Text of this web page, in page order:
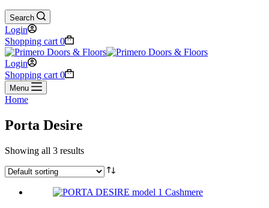
Search
Login
Shopping cart 0
Login
Shopping cart 0
Menu
Home
Porta Desire
Showing all 3 results